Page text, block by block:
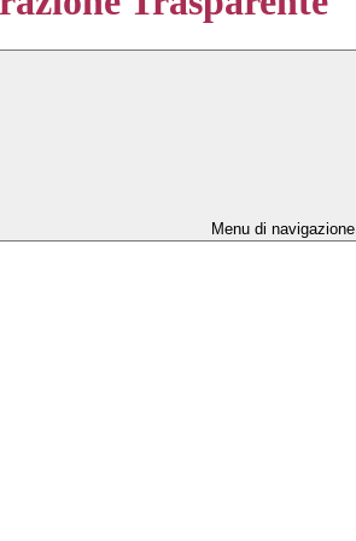
Menu di navigazione